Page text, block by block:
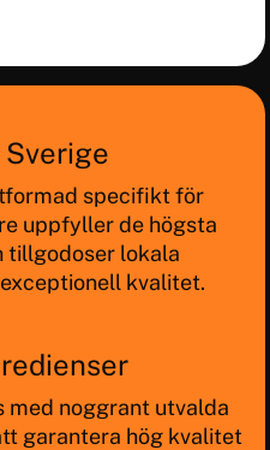
specifikt för
uppfyller de högsta
tillgodoser lokala
kvalitet.
noggrant utvalda
garantera hög kvalitet